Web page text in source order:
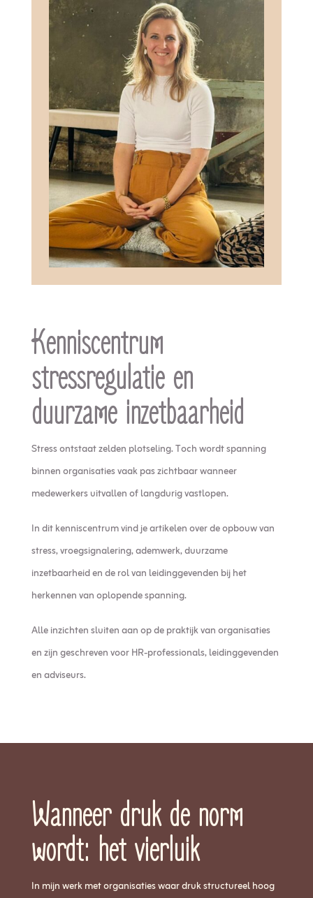
Kenniscentrum
stressregulatie en
duurzame inzetbaarheid
Stress ontstaat zelden plotseling. Toch wordt spanning
binnen organisaties vaak pas zichtbaar wanneer
medewerkers uitvallen of langdurig vastlopen.
In dit kenniscentrum vind je artikelen over de opbouw van
stress, vroegsignalering, ademwerk, duurzame
inzetbaarheid en de rol van leidinggevenden bij het
herkennen van oplopende spanning.
Alle inzichten sluiten aan op de praktijk van organisaties
en zijn geschreven voor HR-professionals, leidinggevenden
en adviseurs.
Wanneer druk de norm
wordt: het vierluik
In mijn werk met organisaties waar druk structureel hoog